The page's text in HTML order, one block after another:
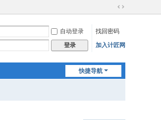
切
到
宽
自动登录
找回密码
登录 加入计匠网
快捷导航